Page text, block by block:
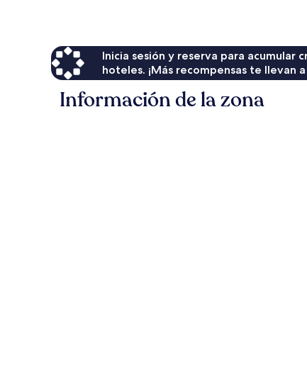
Inicia sesión y reserva para acumular
hoteles. ¡Más recompensas te llevan
Información de la zona